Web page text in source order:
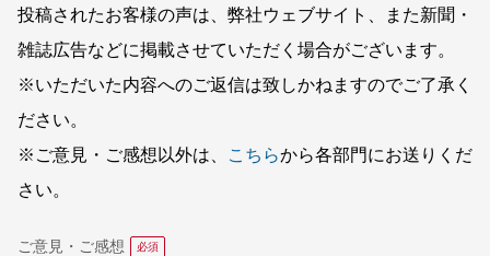
投稿されたお客様の声は、弊社ウェブサイト、また新聞・
雑誌広告などに掲載させていただく場合がございます。
※いただいた内容へのご返信は致しかねますのでご了承く
ださい。
※ご意見・ご感想以外は、
こちらから各部門にお送りくだ
さい。
ご意見・ご感想